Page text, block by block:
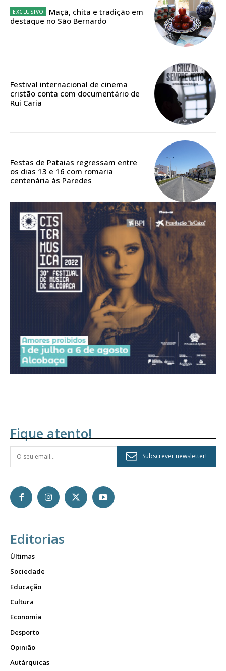
Acesso aos conteúdos Exclusivos para
16€
12 meses
Acesso ao conteúdo online
Acesso aos conteúdos Exclusivos para
assinantes
Ofertas para assinatura anual
Escolha o plano
Maçã, chita e tradição em
destaque no São Bernardo
Festival internacional de cinema
cristão conta com documentário de
Rui Caria
Festas de Pataias regressam entre
os dias 13 e 16 com romaria
centenária às Paredes
Fique atento!
Subscrever newsletter!
Editorias
Últimas
Sociedade
Educação
Cultura
Economia
Desporto
Opinião
Autárquicas